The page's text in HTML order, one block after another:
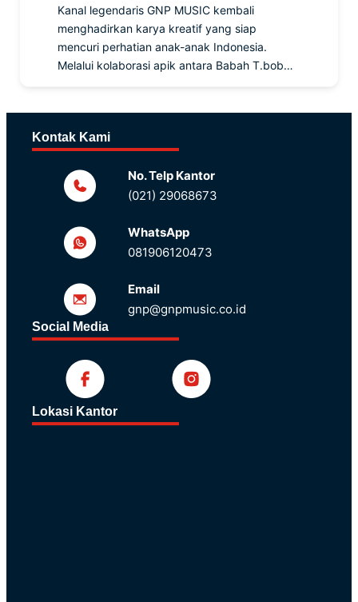
Kanal legendaris GNP MUSIC kembali
menghadirkan karya kreatif yang siap
mencuri perhatian anak-anak Indonesia.
Melalui kolaborasi apik antara Babah T.bob…
Kontak Kami
No. Telp Kantor
(021) 29068673
WhatsApp
081906120473
Email
gnp@gnpmusic.co.id
Social Media
Lokasi Kantor